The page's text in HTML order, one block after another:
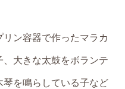
ン容器で作ったマラカ
大きな太鼓をボランテ
琴を鳴らしている子など